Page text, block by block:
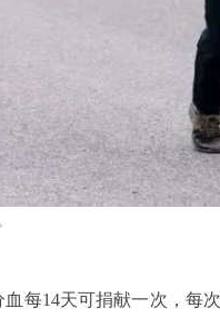
每14天可捐献一次，每